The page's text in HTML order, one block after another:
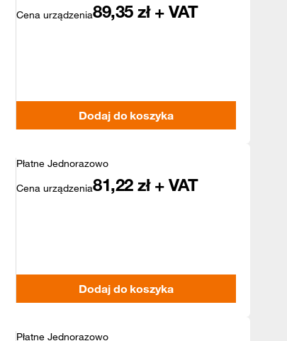
Cena urządzenia89,35 zł + VAT
Dodaj do koszyka
Płatne Jednorazowo
Cena urządzenia81,22 zł + VAT
Dodaj do koszyka
Płatne Jednorazowo